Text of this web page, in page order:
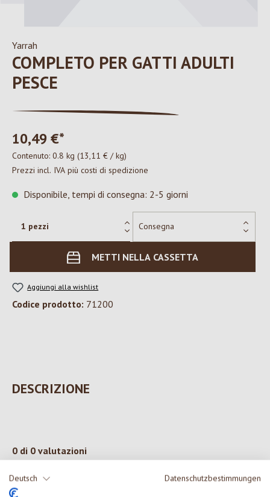
Deutsch Datenschutzbestimmungen
Yarrah
COMPLETO PER GATTI ADULTI
PESCE
10,49 €*
Contenuto: 0.8 kg (13,11 € / kg)
Prezzi incl. IVA più costi di spedizione
Disponibile, tempi di consegna: 2-5 giorni
METTI NELLA CASSETTA
Aggiungi alla wishlist
Codice prodotto: 71200
DESCRIZIONE
0 di 0 valutazioni
Valutazione media di 0 su 5 stelle
Formula una valutazione!